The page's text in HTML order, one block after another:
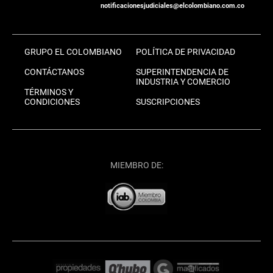
notificacionesjudiciales@elcolombiano.com.co
GRUPO EL COLOMBIANO
CONTÁCTANOS
TÉRMINOS Y
CONDICIONES
POLÍTICA DE PRIVACIDAD
SUPERINTENDENCIA DE
INDUSTRIA Y COMERCIO
SUSCRIPCIONES
MIEMBRO DE: